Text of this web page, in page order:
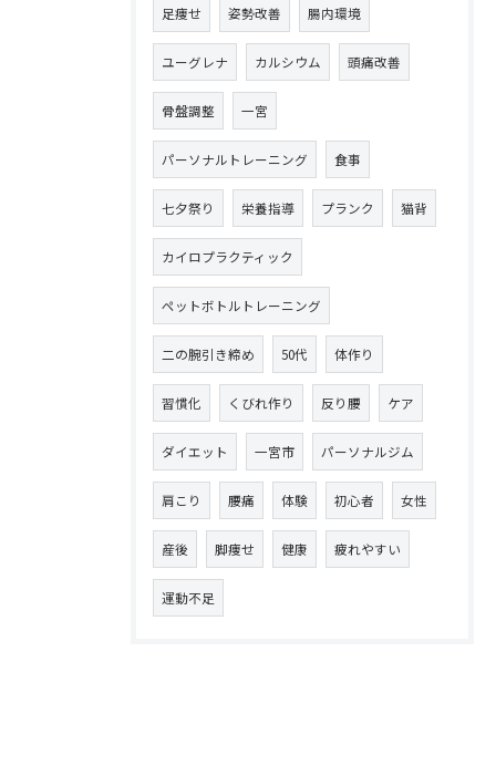
足痩せ 姿勢改善 腸内環境
ユーグレナ カルシウム 頭痛改善
骨盤調整 一宮
パーソナルトレーニング 食事
七夕祭り 栄養指導 プランク 猫背
カイロプラクティック
ペットボトルトレーニング
二の腕引き締め 50代 体作り
習慣化 くびれ作り 反り腰 ケア
ダイエット 一宮市 パーソナルジム
肩こり 腰痛 体験 初心者 女性
産後 脚痩せ 健康 疲れやすい
運動不足